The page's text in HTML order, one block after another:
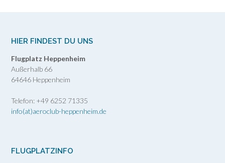
HIER FINDEST DU UNS
Flugplatz Heppenheim
Außerhalb 66
64646 Heppenheim
Telefon: +49 6252 71335
info(at)aeroclub-heppenheim.de
FLUGPLATZINFO